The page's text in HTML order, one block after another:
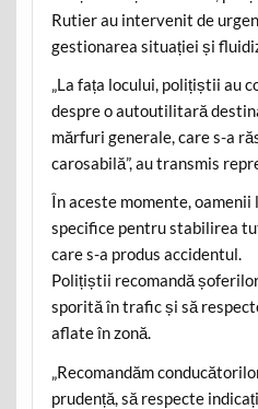
Rutier au intervenit de
gestionarea situației și
„La fața locului, polițiștii au
despre o autoutilitară
mărfuri generale, care s-a
carosabilă”, au transmis
În aceste momente,
specifice pentru stabilirea
care s-a produs accidentul.
Polițiștii recomandă
sporită în trafic și să
aflate în zonă.
„Recomandăm
prudență, să respecte